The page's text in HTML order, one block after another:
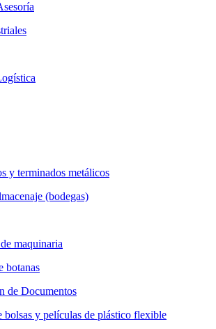
y terminados metálicos
(bodegas)
maquinaria
botanas
de Documentos
bolsas y películas de plástico flexible